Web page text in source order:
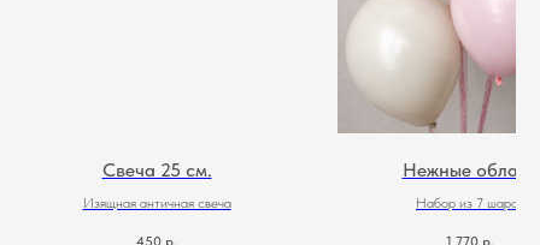
Свеча 25 см.
Изящная античная свеча
Нежные облака
Набор из 7 шаров